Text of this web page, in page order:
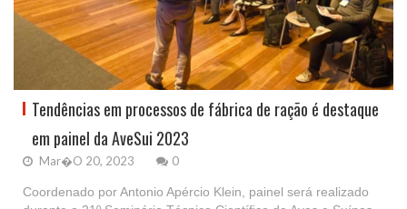
Tendências em processos de fábrica de ração é destaque
em painel da AveSui 2023
Mar�o 20, 2023 0
Coordenado por Antonio Apércio Klein, painel será realizado